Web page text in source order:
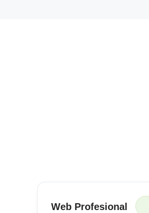
Web Profesional